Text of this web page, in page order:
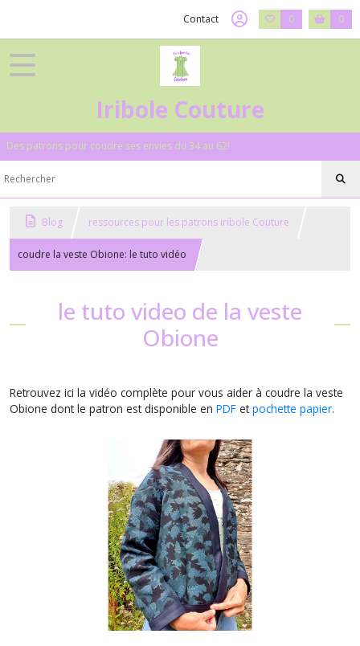
Contact 0 0
Iribole Couture
Des patrons pour coudre ses envies du 34 au 62!
Blog ressources pour les patrons iribole Couture
coudre la veste Obione: le tuto vidéo
le tuto video de la veste
Obione
Retrouvez ici la vidéo complète pour vous aider à coudre la veste
Obione dont le patron est disponible en PDF etpochette papier.